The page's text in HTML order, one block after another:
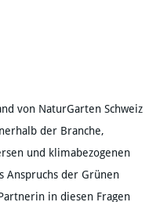
von NaturGarten Schweiz
der Branche,
und klimabezogenen
Anspruchs der Grünen
in diesen Fragen